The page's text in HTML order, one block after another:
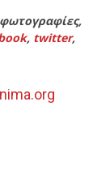
, twitter,